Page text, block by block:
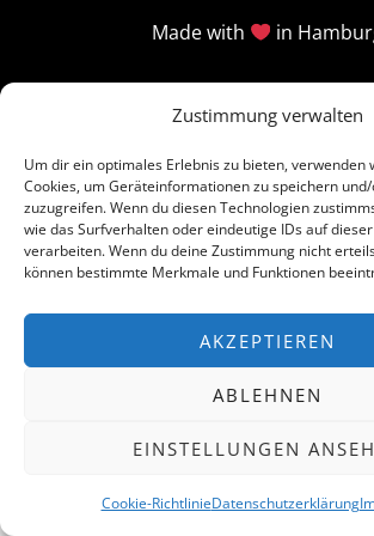
Zustimmung verwalten
Um dir ein optimales Erlebnis zu bieten, verwenden
Cookies, um Geräteinformationen zu speichern
zuzugreifen. Wenn du diesen Technologien
wie das Surfverhalten oder eindeutige IDs auf
verarbeiten. Wenn du deine Zustimmung nicht
können bestimmte Merkmale und Funktionen
AKZEPTIEREN
ABLEHNEN
EINSTELLUNGEN
Cookie-RichtlinieDatenschutzerklärung
Made with in